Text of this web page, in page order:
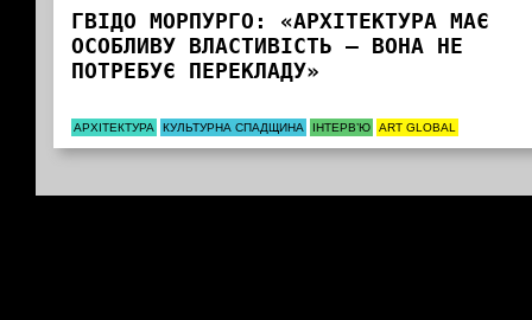
ГВІДО МОРПУРГО: «АРХІТЕКТУРА МАЄ
ОСОБЛИВУ ВЛАСТИВІСТЬ – ВОНА НЕ
ПОТРЕБУЄ ПЕРЕКЛАДУ»
АРХІТЕКТУРА КУЛЬТУРНА СПАДЩИНА ІНТЕРВ’Ю ART GLOBAL